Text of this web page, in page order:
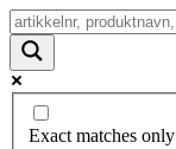
Exact matches only